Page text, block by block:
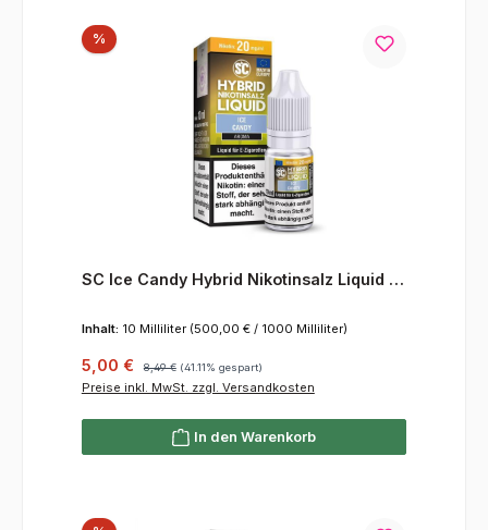
%Rabatt
SC Ice Candy Hybrid Nikotinsalz Liquid 10
Inhalt: 10 Milliliter (500,00 € / 1000 Milliliter)
Verkaufspreis:
5,00 € Regulärer Preis:
8,49 € (41.11% gespart)
Preise inkl. MwSt. zzgl. Versandkosten
In den Warenkorb